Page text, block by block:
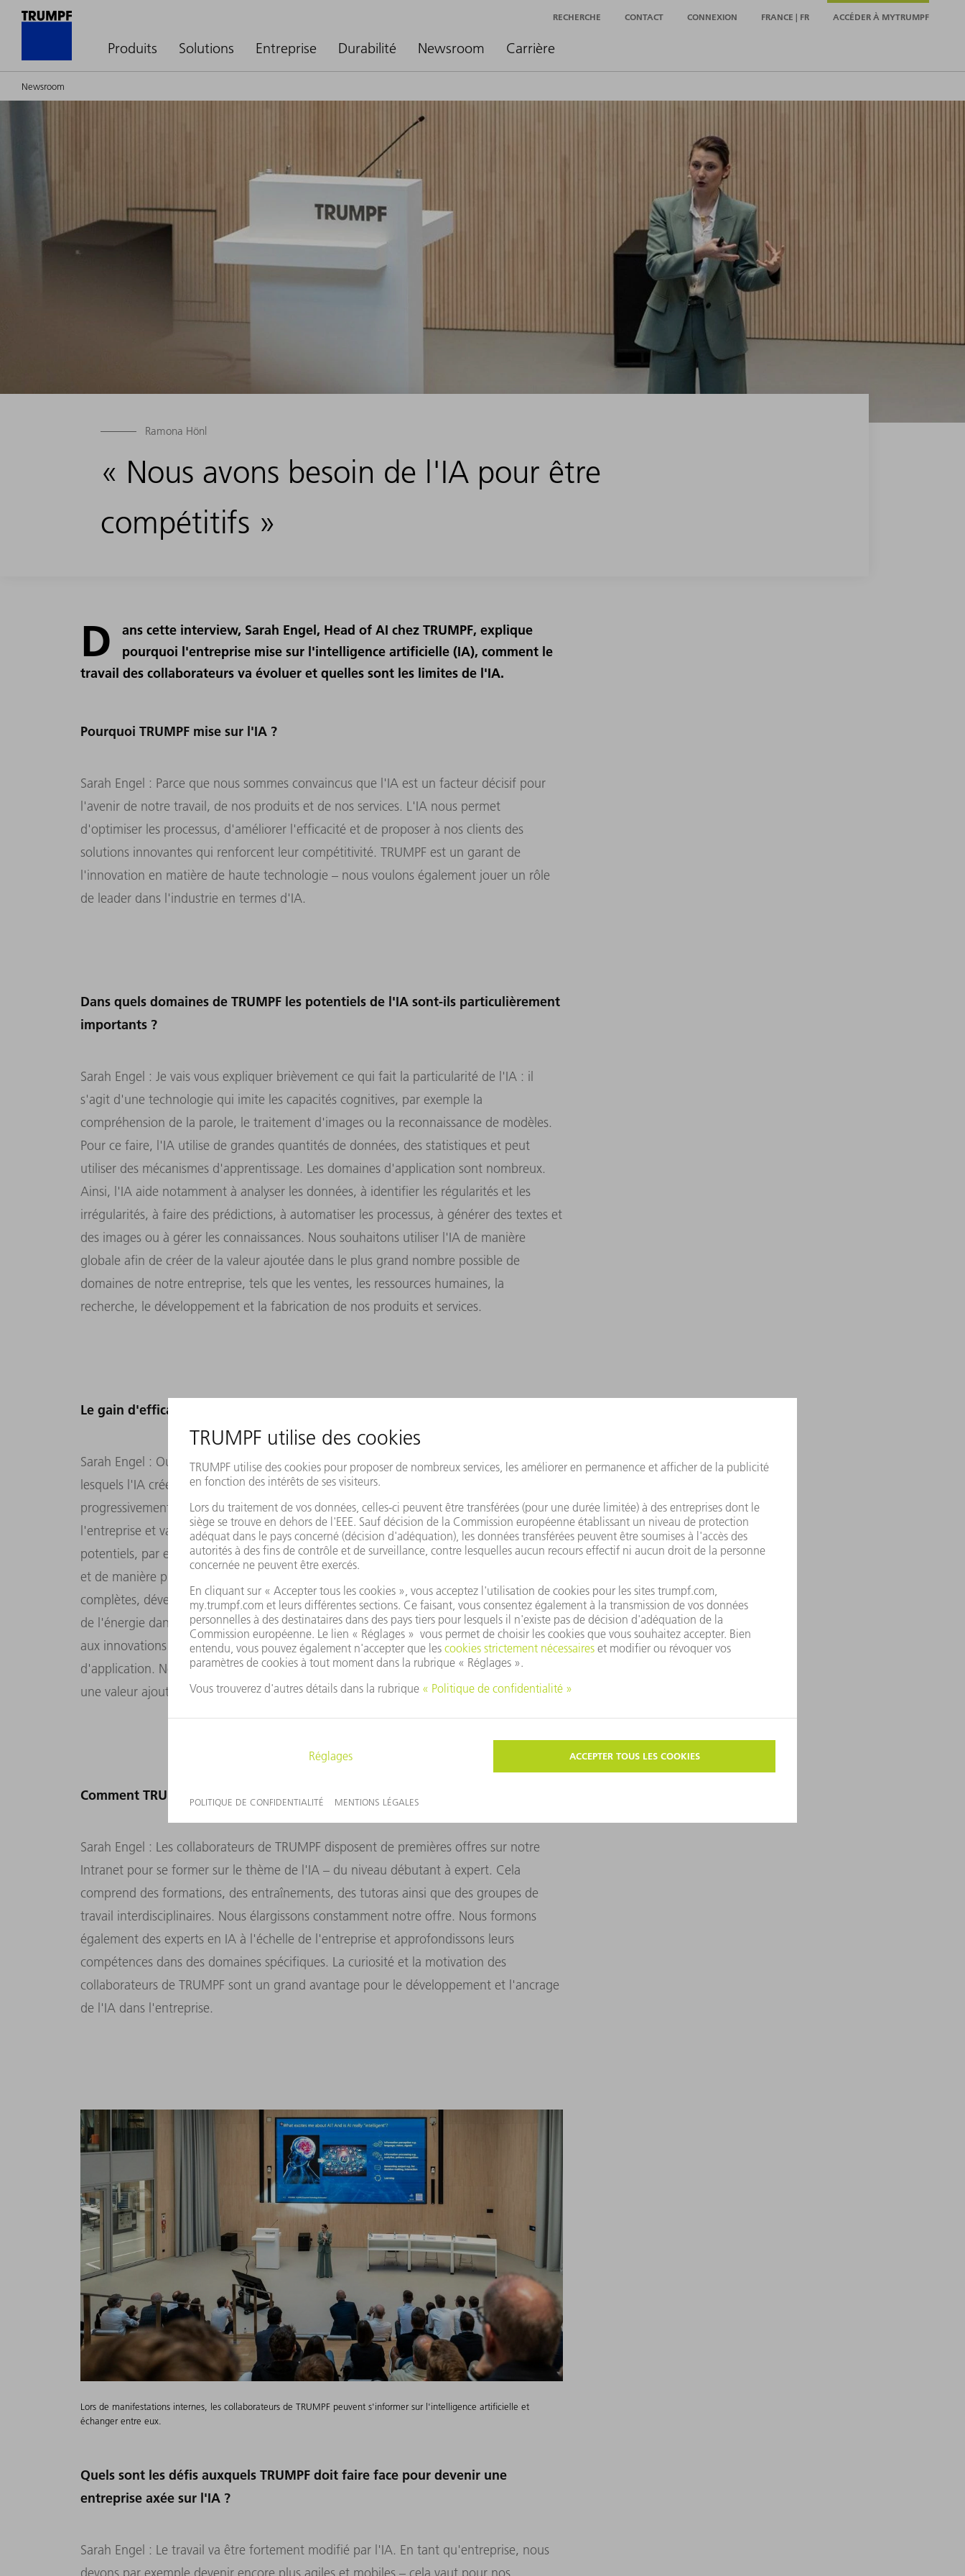
Produits Solutions Entreprise Durabilité Newsroom Carrière
RECHERCHE CONTACT CONNEXION FRANCE | FR ACCÉDER À MYTRUMPF
Newsroom
Ramona Hönl
« Nous avons besoin de l'IA pour être
compétitifs »
D
ans cette interview, Sarah Engel, Head of AI chez TRUMPF, explique
pourquoi l'entreprise mise sur l'intelligence artificielle (IA), comment le
travail des collaborateurs va évoluer et quelles sont les limites de l'IA.
Pourquoi TRUMPF mise sur l'IA ?
Sarah Engel : Parce que nous sommes convaincus que l'IA est un facteur décisif pour
l'avenir de notre travail, de nos produits et de nos services. L'IA nous permet
d'optimiser les processus, d'améliorer l'efficacité et de proposer à nos clients des
solutions innovantes qui renforcent leur compétitivité. TRUMPF est un garant de
l'innovation en matière de haute technologie – nous voulons également jouer un rôle
de leader dans l'industrie en termes d'IA.
Dans quels domaines de TRUMPF les potentiels de l'IA sont-ils particulièrement
importants ?
Sarah Engel : Je vais vous expliquer brièvement ce qui fait la particularité de l'IA : il
s'agit d'une technologie qui imite les capacités cognitives, par exemple la
compréhension de la parole, le traitement d'images ou la reconnaissance de modèles.
Pour ce faire, l'IA utilise de grandes quantités de données, des statistiques et peut
utiliser des mécanismes d'apprentissage. Les domaines d'application sont nombreux.
Ainsi, l'IA aide notamment à analyser les données, à identifier les régularités et les
irrégularités, à faire des prédictions, à automatiser les processus, à générer des textes et
des images ou à gérer les connaissances. Nous souhaitons utiliser l'IA de manière
globale afin de créer de la valeur ajoutée dans le plus grand nombre possible de
domaines de notre entreprise, tels que les ventes, les ressources humaines, la
recherche, le développement et la fabrication de nos produits et services.
Le gain d'efficacité obtenu grâce à l'IA peut-il se traduire en chiffres ?
Sarah Engel : Oui. Notre objectif est d'identifier les domaines d'application dans
lesquels l'IA crée une grande valeur ajoutée. Nous voulons atteindre celle-ci
progressivement. La valeur ajoutée de l'IA se retrouve dans tous les domaines de
l'entreprise et varie en fonction des applications. Nous avons déjà pu identifier certains
potentiels, par exemple, nous pouvons traiter les demandes des clients plus rapidement
et de manière plus personnalisée, proposer des formations plus rentables et plus
complètes, développer des logiciels de manière plus efficace, économiser des coûts et
de l'énergie dans la production et générer une croissance du chiffre d'affaires grâce
aux innovations dans nos produits et services. Nous avons un nombre infini de cas
d'application. Notre tâche est de les mettre en œuvre de manière ciblée et de réaliser
une valeur ajoutée mesurable.
Comment TRUMPF qualifie ses collaborateurs amenés à utiliser l'IA ?
Sarah Engel : Les collaborateurs de TRUMPF disposent de premières offres sur notre
Intranet pour se former sur le thème de l'IA – du niveau débutant à expert. Cela
comprend des formations, des entraînements, des tutoras ainsi que des groupes de
travail interdisciplinaires. Nous élargissons constamment notre offre. Nous formons
également des experts en IA à l'échelle de l'entreprise et approfondissons leurs
compétences dans des domaines spécifiques. La curiosité et la motivation des
collaborateurs de TRUMPF sont un grand avantage pour le développement et l'ancrage
de l'IA dans l'entreprise.
Lors de manifestations internes, les collaborateurs de TRUMPF peuvent s'informer sur l'intelligence artificielle et
échanger entre eux.
Quels sont les défis auxquels TRUMPF doit faire face pour devenir une
entreprise axée sur l'IA ?
Sarah Engel : Le travail va être fortement modifié par l'IA. En tant qu'entreprise, nous